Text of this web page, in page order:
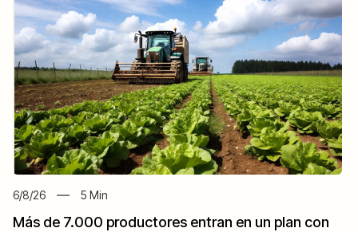
6/8/26 5 Min
Más de 7.000 productores entran en un plan con